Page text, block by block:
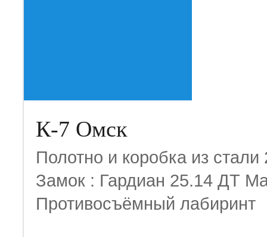
К-7 Омск
Полотно и коробка из
Замок : Гардиан 25.14 ДТ
Противосъёмный лабиринт